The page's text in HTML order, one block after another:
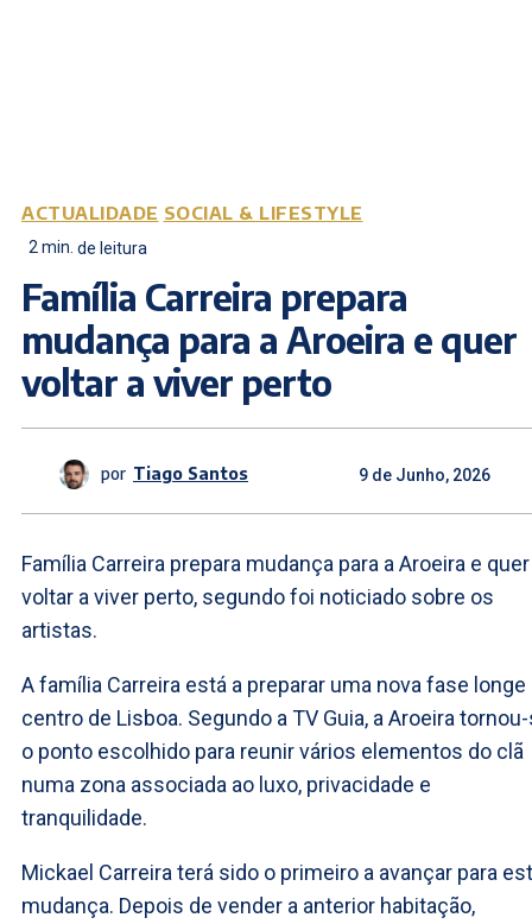
ACTUALIDADE SOCIAL & LIFESTYLE
2min. de leitura
Família Carreira prepara
mudança para a Aroeira e quer
voltar a viver perto
por Tiago Santos 9 de Junho, 2026
Família Carreira prepara mudança para a Aroeira e quer
voltar a viver perto, segundo foi noticiado sobre os
artistas.
A família Carreira está a preparar uma nova fase longe
centro de Lisboa. Segundo a TV Guia, a Aroeira
o ponto escolhido para reunir vários elementos do clã
numa zona associada ao luxo, privacidade e
tranquilidade.
Mickael Carreira terá sido o primeiro a avançar para
mudança. Depois de vender a anterior habitação,